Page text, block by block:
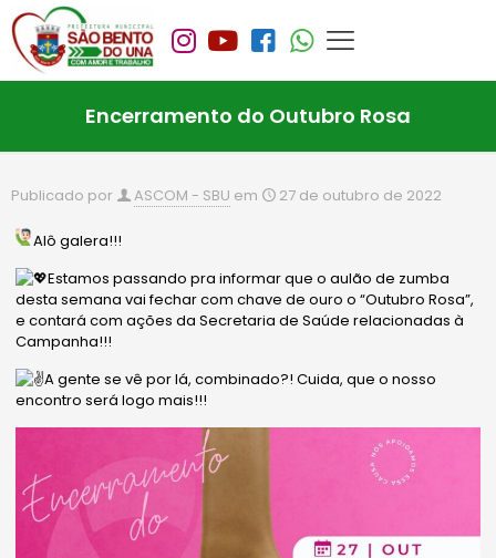
Encerramento do Outubro Rosa
Publicado por ASCOM - SBU em 27 de outubro de 2022
Alô galera!!!
Estamos passando pra informar que o aulão de zumba
desta semana vai fechar com chave de ouro o “Outubro Rosa”,
e contará com ações da Secretaria de Saúde relacionadas à
Campanha!!!
A gente se vê por lá, combinado?! Cuida, que o nosso
encontro será logo mais!!!